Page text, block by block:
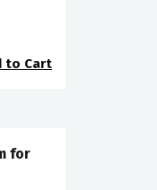
to Cart
for